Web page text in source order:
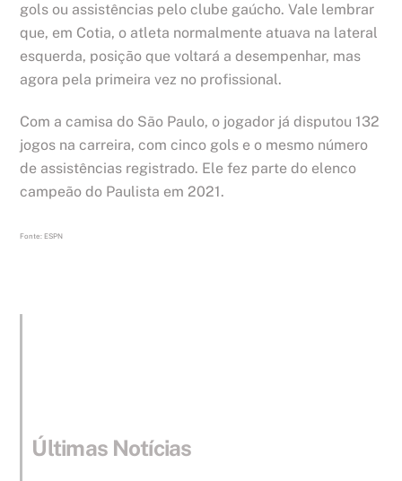
gols ou assistências pelo clube gaúcho. Vale lembrar
que, em Cotia, o atleta normalmente atuava na lateral
esquerda, posição que voltará a desempenhar, mas
agora pela primeira vez no profissional.
Com a camisa do São Paulo, o jogador já disputou 132
jogos na carreira, com cinco gols e o mesmo número
de assistências registrado. Ele fez parte do elenco
campeão do Paulista em 2021.
Fonte: ESPN
Últimas Notícias